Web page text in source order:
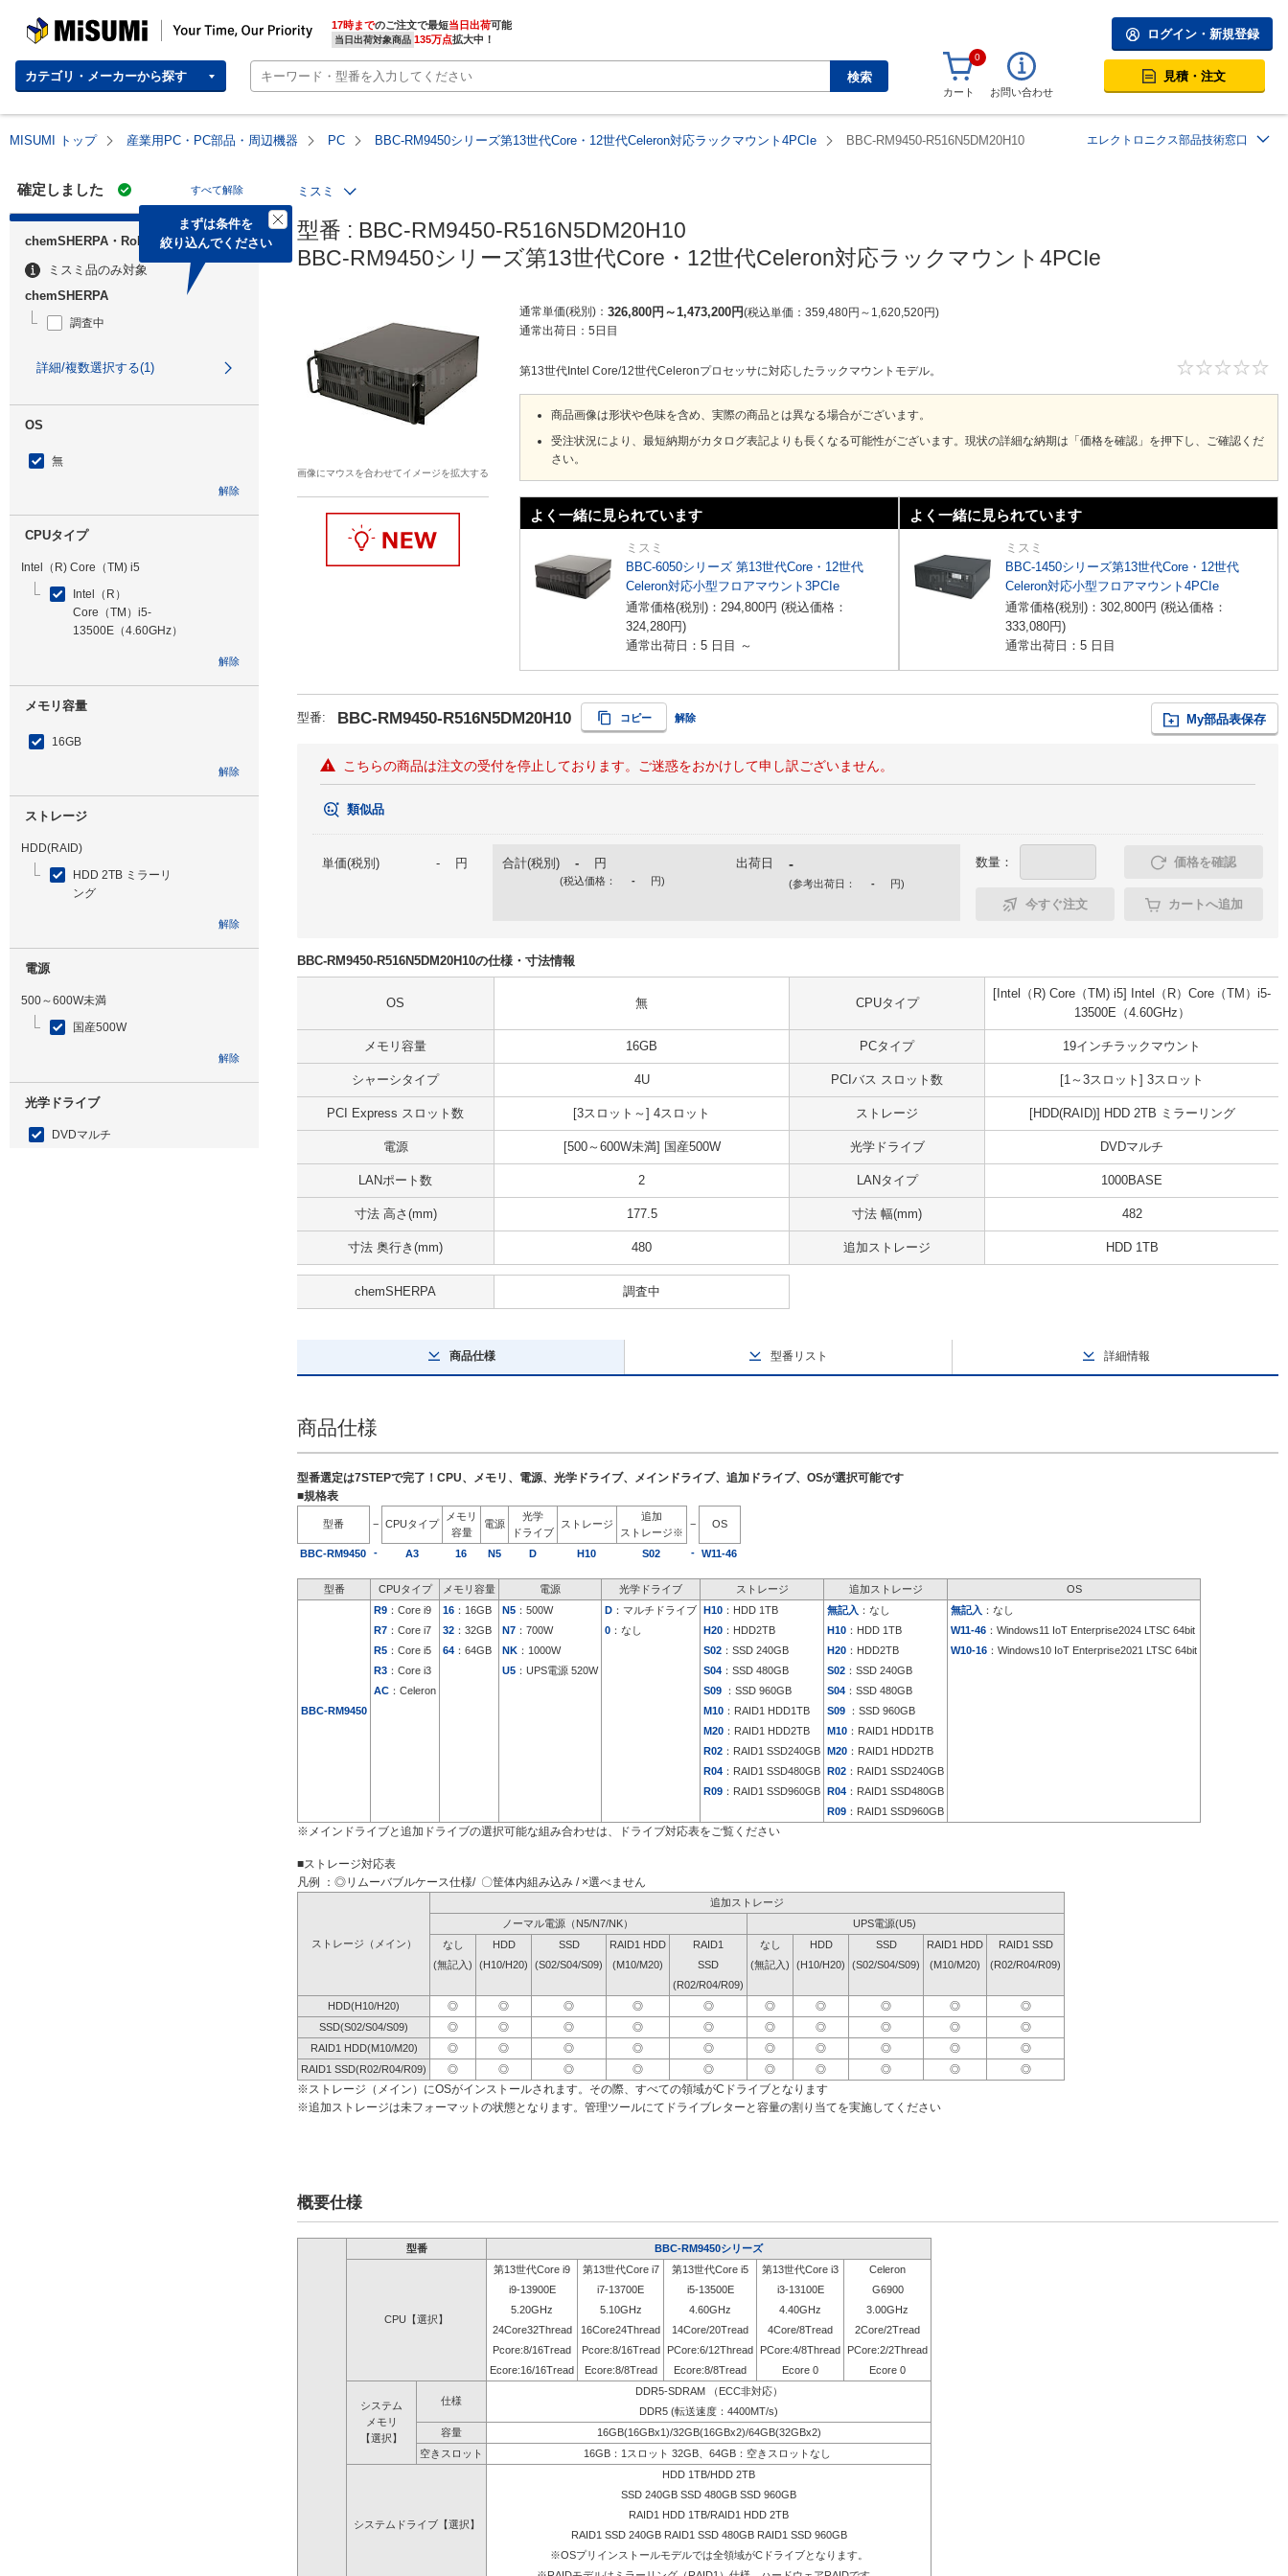
MISUMI | Your Time, Our Priority 17時までのご注文で最短当日出荷
当日出荷対象商品 135万点拡大中！
カテゴリ・メーカーから探す 検索
ログイン・新規登録
0
カート お問い合わせ
見積・注文
MISUMI トップ 産業用PC・PC部品・周辺機器 PC BBC-RM9450シリーズ第13世代Core・12世代Celeron対応ラックマウント4PCIe BBC-RM9450-R516N5DM20H10 エレクトロニクス部品技術窓口
確定しました すべて解除
まずは条件を
絞り込んでください
chemSHERPA・RoHS
ミスミ品のみ対象
chemSHERPA
調査中
詳細/複数選択する(1)
OS
無
解除
CPUタイプ
Intel（R) Core（TM) i5
Intel（R）
Core（TM）i5-
13500E（4.60GHz）
解除
メモリ容量
16GB
解除
ストレージ
HDD(RAID)
HDD 2TB ミラーリ
ング
解除
電源
500～600W未満
国産500W
解除
光学ドライブ
DVDマルチ
ミスミ
型番 : BBC-RM9450-R516N5DM20H10
BBC-RM9450シリーズ第13世代Core・12世代Celeron対応ラックマウント4PCIe
画像にマウスを合わせてイメージを拡大する
通常単価(税別) 326,800円 ～1,473,200円 税込単価 359,480円 ～ 1,620,520円
通常出荷日： 5日目
第13世代Intel Core/12世代Celeronプロセッサに対応したラックマウントモデル。
商品画像は形状や色味を含め、実際の商品とは異なる場合がございます。
受注状況により、最短納期がカタログ表記よりも長くなる可能性がございます。現状の詳細な納期は「価格を確認」を押下し、ご確認くだ
さい。
よく一緒に見られています
ミスミ
BBC-6050シリーズ 第13世代Core・12世代
Celeron対応小型フロアマウント3PCIe
通常価格(税別)： 294,800円 (税込価格：
324,280円)
通常出荷日：5 日目 ～
よく一緒に見られています
ミスミ
BBC-1450シリーズ第13世代Core・12世代
Celeron対応小型フロアマウント4PCIe
通常価格(税別)： 302,800円 (税込価格：
333,080円)
通常出荷日：5 日目
型番: BBC-RM9450-R516N5DM20H10 コピー 解除 My部品表保存
こちらの商品は注文の受付を停止しております。ご迷惑をおかけして申し訳ございません。
類似品
単価(税別) - 円 合計(税別) - 円
(税込価格： - 円)
出荷日 -
(参考出荷日： - 円)
数量： 価格を確認
今すぐ注文 カートへ追加
BBC-RM9450-R516N5DM20H10の仕様・寸法情報
OS 無 CPUタイプ
[Intel（R) Core（TM) i5] Intel（R）Core（TM）i5-
13500E（4.60GHz）
メモリ容量 16GB PCタイプ 19インチラックマウント
シャーシタイプ 4U PCIバス スロット数 [1～3スロット] 3スロット
PCI Express スロット数 [3スロット～] 4スロット ストレージ [HDD(RAID)] HDD 2TB ミラーリング
電源 [500～600W未満] 国産500W 光学ドライブ DVDマルチ
LANポート数 2 LANタイプ 1000BASE
寸法 高さ(mm) 177.5 寸法 幅(mm) 482
寸法 奥行き(mm) 480 追加ストレージ HDD 1TB
chemSHERPA 調査中
商品仕様 型番リスト 詳細情報
商品仕様
型番選定は7STEPで完了！CPU、メモリ、電源、光学ドライブ、メインドライブ、追加ドライブ、OSが選択可能です
■規格表
型番 − CPUタイプ
メモリ
容量
電源
光学
ドライブ
ストレージ
追加
ストレージ※
− OS
BBC-RM9450 - A3 16 N5 D H10 S02 - W11-46
型番 CPUタイプ メモリ容量 電源 光学ドライブ ストレージ 追加ストレージ OS
BBC-RM9450
R9 ：Core i9 16 ：16GB N5 ：500W D ：マルチドライブ H10 ：HDD 1TB 無記入 ：なし 無記入 ：なし
R7 ：Core i7 32 ：32GB N7 ：700W 0 ：なし H20 ：HDD2TB H10 ：HDD 1TB W11-46 ：Windows11 IoT Enterprise2024 LTSC 64bit
R5 ：Core i5 64 ：64GB NK ：1000W S02 ：SSD 240GB H20 ：HDD2TB W10-16 ：Windows10 IoT Enterprise2021 LTSC 64bit
R3 ：Core i3 U5 ：UPS電源 520W S04 ：SSD 480GB S02 ：SSD 240GB
AC ：Celeron S09 ：SSD 960GB S04 ：SSD 480GB
M10 ：RAID1 HDD1TB S09 ：SSD 960GB
M20 ：RAID1 HDD2TB M10 ：RAID1 HDD1TB
R02 ：RAID1 SSD240GB M20 ：RAID1 HDD2TB
R04 ：RAID1 SSD480GB R02 ：RAID1 SSD240GB
R09 ：RAID1 SSD960GB R04 ：RAID1 SSD480GB
R09 ：RAID1 SSD960GB
※メインドライブと追加ドライブの選択可能な組み合わせは、ドライブ対応表をご覧ください
■ストレージ対応表
凡例 ：◎リムーバブルケース仕様/ 〇筐体内組み込み / ×選べません
追加ストレージ
ノーマル電源（N5/N7/NK）
UPS電源(U5)
ストレージ（メイン）
なし HDD SSD RAID1 HDD RAID1 なし HDD SSD RAID1 HDD
RAID1 SSD
(無記入)
(H10/H20) (S02/S04/S09) (M10/M20) SSD (無記入) (H10/H20) (S02/S04/S09) (M10/M20)
(R02/R04/R09)
(R02/R04/R09)
HDD(H10/H20)
◎ ◎ ◎ ◎ ◎ ◎ ◎ ◎ ◎
◎
SSD(S02/S04/S09)
◎ ◎ ◎ ◎ ◎ ◎ ◎ ◎ ◎
◎
RAID1 HDD(M10/M20)
◎ ◎ ◎ ◎ ◎ ◎ ◎ ◎ ◎
◎
RAID1 SSD(R02/R04/R09)
◎ ◎ ◎ ◎ ◎ ◎ ◎ ◎ ◎ ◎
※ストレージ（メイン）にOSがインストールされます。その際、すべての領域がCドライブとなります
※追加ストレージは未フォーマットの状態となります。管理ツールにてドライブレターと容量の割り当てを実施してください
概要仕様
型番 BBC-RM9450シリーズ
CPU【選択】
第13世代Core i9 第13世代Core i7 第13世代Core i5 第13世代Core i3
Celeron
i9-13900E
i7-13700E i5-13500E i3-13100E
G6900
5.20GHz
5.10GHz 4.60GHz 4.40GHz
3.00GHz
24Core32Thread
16Core24Thread 14Core/20Tread 4Core/8Tread
2Core/2Tread
Pcore:8/16Tread
Pcore:8/16Tread PCore:6/12Thread PCore:4/8Thread
PCore:2/2Thread
Ecore:16/16Tread
Ecore:8/8Tread Ecore:8/8Tread Ecore 0 Ecore 0
システム
メモリ
【選択】
仕様
DDR5-SDRAM （ECC非対応）
DDR5 (転送速度：4400MT/s)
容量
16GB(16GBx1)/32GB(16GBx2)/64GB(32GBx2)
空きスロット
16GB：1スロット 32GB、64GB：空きスロットなし
システムドライブ【選択】
HDD 1TB/HDD 2TB
SSD 240GB SSD 480GB SSD 960GB
RAID1 HDD 1TB/RAID1 HDD 2TB
RAID1 SSD 240GB RAID1 SSD 480GB RAID1 SSD 960GB
※OSプリインストールモデルでは全領域がCドライブとなります。